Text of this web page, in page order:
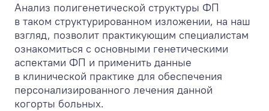
Анализ полигенетической структуры ФП
в таком структурированном изложении, на наш
взгляд, позволит практикующим специалистам
ознакомиться с основными генетическими
аспектами ФП и применить данные
в клинической практике для обеспечения
персонализированного лечения данной
когорты больных.